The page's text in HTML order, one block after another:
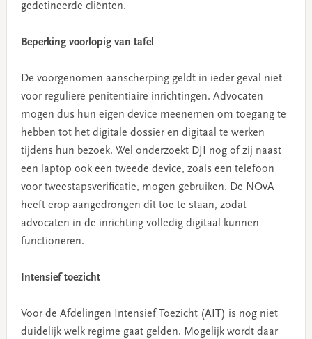
gedetineerde cliënten.
Beperking voorlopig van tafel
De voorgenomen aanscherping geldt in ieder geval niet
voor reguliere penitentiaire inrichtingen. Advocaten
mogen dus hun eigen device meenemen om toegang te
hebben tot het digitale dossier en digitaal te werken
tijdens hun bezoek. Wel onderzoekt DJI nog of zij naast
een laptop ook een tweede device, zoals een telefoon
voor tweestapsverificatie, mogen gebruiken. De NOvA
heeft erop aangedrongen dit toe te staan, zodat
advocaten in de inrichting volledig digitaal kunnen
functioneren.
Intensief toezicht
Voor de Afdelingen Intensief Toezicht (AIT) is nog niet
duidelijk welk regime gaat gelden. Mogelijk wordt daar